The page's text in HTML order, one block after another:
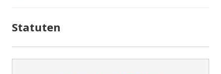
Statuten